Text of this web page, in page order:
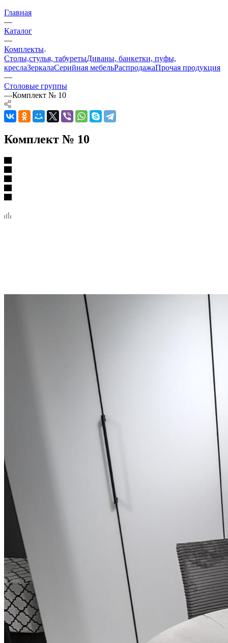
Главная
—
Каталог
—
Комплекты
Столы,стулья, табуретыДиваны, банкетки, пуфы,
креслаЗеркалаСерийная мебельРаспродажаПрочая продукция
—
Столовые группы
—Комплект № 10
Комплект № 10